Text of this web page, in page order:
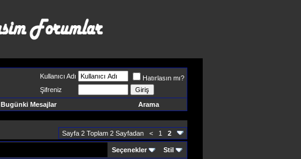
Kullanıcı Adı
Hatırlasın mı?
Şifreniz
Bugünki Mesajlar Arama
Sayfa 2 Toplam 2 Sayfadan < 1 2
Seçenekler Stil